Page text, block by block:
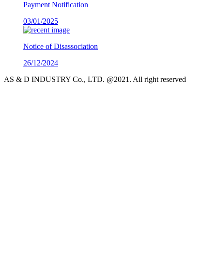
Payment Notification
03/01/2025
Notice of Disassociation
26/12/2024
AS & D INDUSTRY Co., LTD. @2021. All right reserved